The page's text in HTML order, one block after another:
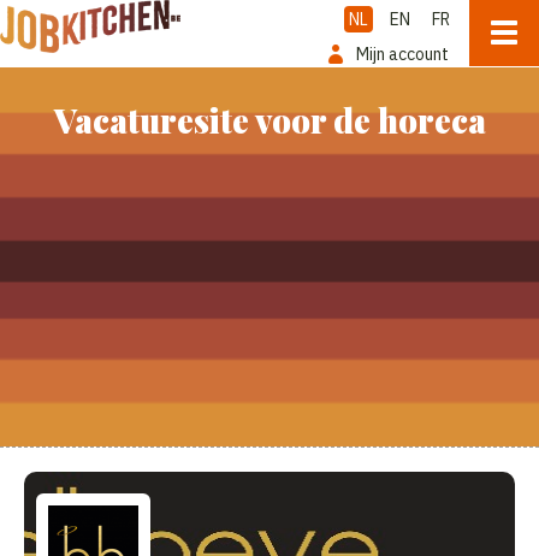
NL EN
FR
Mijn account
Vacaturesite voor de horeca